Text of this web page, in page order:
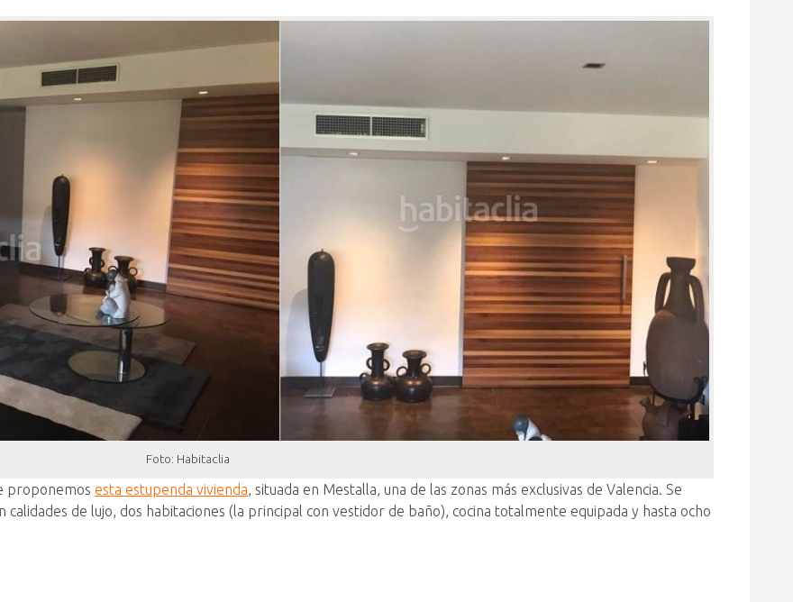
Foto: Habitaclia
proponemos esta estupenda vivienda, situada en Mestalla, una de las zonas más exclusivas de Valencia. Se
de lujo, dos habitaciones (la principal con vestidor de baño), cocina totalmente equipada y hasta ocho